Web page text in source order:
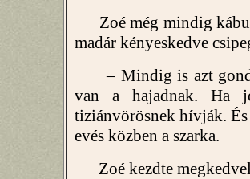
Zoé még mindig
madár kényeskedve
– Mindig is azt
van a hajadnak. Ha
tiziánvörösnek hívják. És
evés közben a szarka.
Zoé kezdte